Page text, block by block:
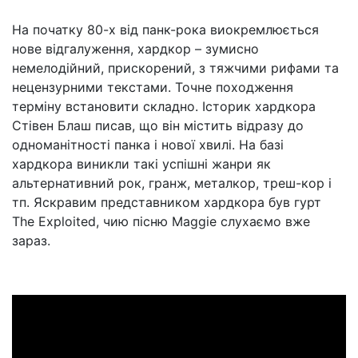
На початку 80-х від панк-рока виокремлюється
нове відгалуження, хардкор – зумисно
немелодійний, прискорений, з тяжчими рифами та
нецензурними текстами. Точне походження
терміну встановити складно. Історик хардкора
Стівен Блаш писав, що він містить відразу до
одноманітності панка і нової хвилі. На базі
хардкора виникли такі успішні жанри як
альтернативний рок, гранж, металкор, треш-кор і
тп. Яскравим представником хардкора був гурт
The Exploited, чию пісню Maggie слухаємо вже
зараз.